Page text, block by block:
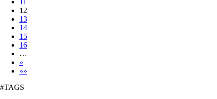
11
12
13
14
15
16
…
»
»»
#TAGS